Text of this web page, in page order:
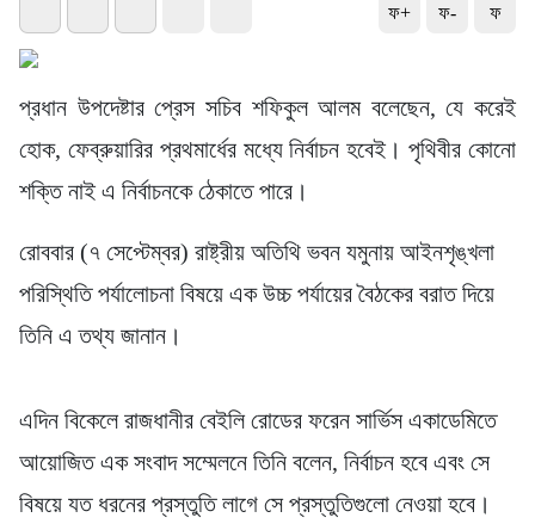
ফ+ ফ- ফ
প্রধান উপদেষ্টার প্রেস সচিব শফিকুল আলম বলেছেন, যে করেই
হোক, ফেব্রুয়ারির প্রথমার্ধের মধ্যে নির্বাচন হবেই। পৃথিবীর কোনো
শক্তি নাই এ নির্বাচনকে ঠেকাতে পারে।
রোববার (৭ সেপ্টেম্বর) রাষ্ট্রীয় অতিথি ভবন যমুনায় আইনশৃঙ্খলা
পরিস্থিতি পর্যালোচনা বিষয়ে এক উচ্চ পর্যায়ের বৈঠকের বরাত দিয়ে
তিনি এ তথ্য জানান।
এদিন বিকেলে রাজধানীর বেইলি রোডের ফরেন সার্ভিস একাডেমিতে
আয়োজিত এক সংবাদ সম্মেলনে তিনি বলেন, নির্বাচন হবে এবং সে
বিষয়ে যত ধরনের প্রস্তুতি লাগে সে প্রস্তুতিগুলো নেওয়া হবে।